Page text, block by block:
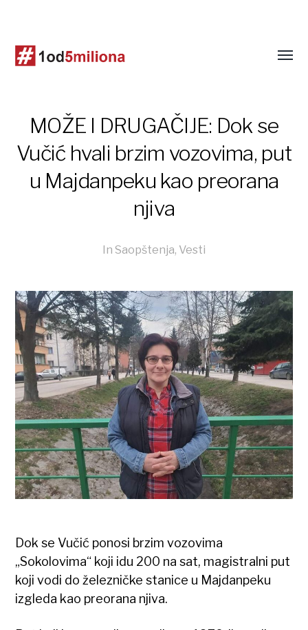
MOŽE I DRUGAČIJE: Dok se
Vučić hvali brzim vozovima, put
u Majdanpeku kao preorana
njiva
In Saopštenja, Vesti
Dok se Vučić ponosi brzim vozovima
„Sokolovima“ koji idu 200 na sat, magistralni put
koji vodi do železničke stanice u Majdanpeku
izgleda kao preorana njiva.